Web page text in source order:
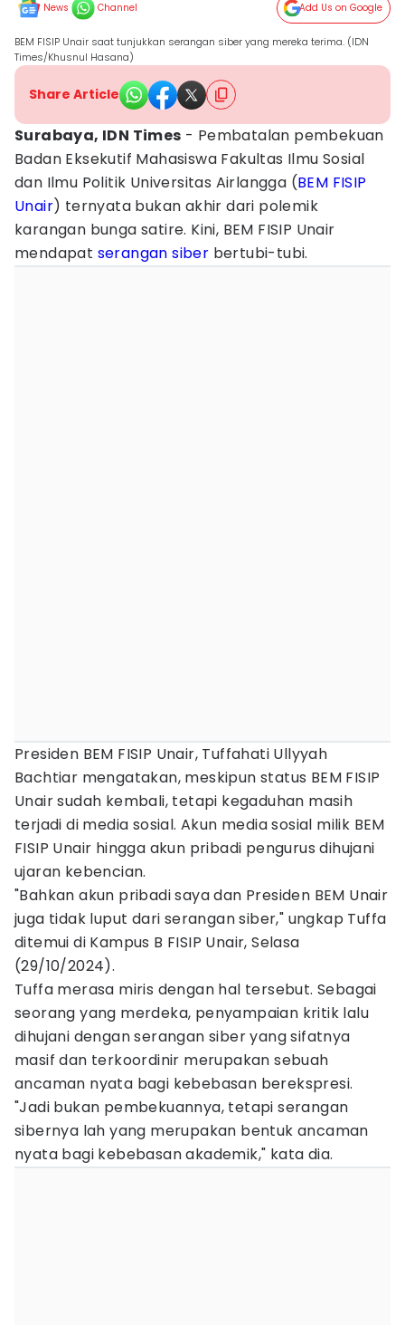
News Channel Add Us on Google
BEM FISIP Unair saat tunjukkan serangan siber yang mereka terima. (IDN
Times/Khusnul Hasana)
Share Article
Surabaya, IDN Times - Pembatalan pembekuan
Badan Eksekutif Mahasiswa Fakultas Ilmu Sosial
dan Ilmu Politik Universitas Airlangga (BEM FISIP
Unair) ternyata bukan akhir dari polemik
karangan bunga satire. Kini, BEM FISIP Unair
mendapat serangan siber bertubi-tubi.
Presiden BEM FISIP Unair, Tuffahati Ullyyah
Bachtiar mengatakan, meskipun status BEM FISIP
Unair sudah kembali, tetapi kegaduhan masih
terjadi di media sosial. Akun media sosial milik BEM
FISIP Unair hingga akun pribadi pengurus dihujani
ujaran kebencian.
"Bahkan akun pribadi saya dan Presiden BEM Unair
juga tidak luput dari serangan siber," ungkap Tuffa
ditemui di Kampus B FISIP Unair, Selasa
(29/10/2024).
Tuffa merasa miris dengan hal tersebut. Sebagai
seorang yang merdeka, penyampaian kritik lalu
dihujani dengan serangan siber yang sifatnya
masif dan terkoordinir merupakan sebuah
ancaman nyata bagi kebebasan berekspresi.
"Jadi bukan pembekuannya, tetapi serangan
sibernya lah yang merupakan bentuk ancaman
nyata bagi kebebasan akademik," kata dia.